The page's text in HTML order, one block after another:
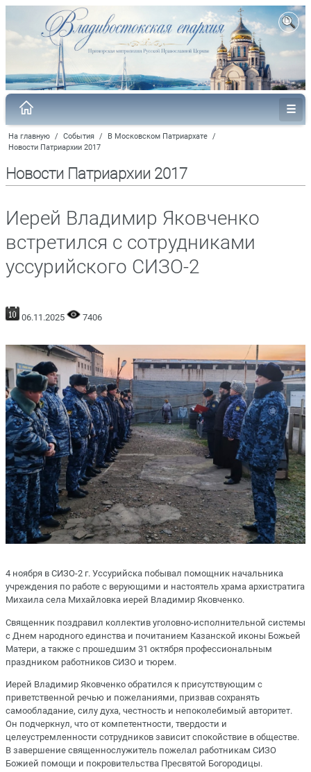
На главную / События / В Московском Патриархате /
Новости Патриархии 2017
Новости Патриархии 2017
Иерей Владимир Яковченко
встретился с сотрудниками
уссурийского СИЗО-2
06.11.2025 7406
4 ноября в СИЗО-2 г. Уссурийска побывал помощник начальника
учреждения по работе с верующими и настоятель храма архистратига
Михаила села Михайловка иерей Владимир Яковченко.
Священник поздравил коллектив уголовно-исполнительной системы
с Днем народного единства и почитанием Казанской иконы Божьей
Матери, а также с прошедшим 31 октября профессиональным
праздником работников СИЗО и тюрем.
Иерей Владимир Яковченко обратился к присутствующим с
приветственной речью и пожеланиями, призвав сохранять
самообладание, силу духа, честность и непоколебимый авторитет.
Он подчеркнул, что от компетентности, твердости и
целеустремленности сотрудников зависит спокойствие в обществе.
В завершение священнослужитель пожелал работникам СИЗО
Божией помощи и покровительства Пресвятой Богородицы.